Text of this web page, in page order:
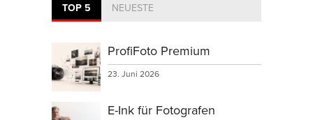
TOP 5 NEUESTE
ProfiFoto Premium
23. Juni 2026
E-Ink für Fotografen